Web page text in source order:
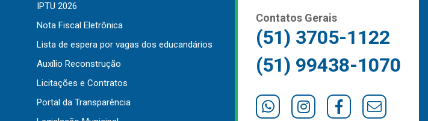
IPTU 2026
Nota Fiscal Eletrônica
Lista de espera por vagas dos educandários
Auxílio Reconstrução
Licitações e Contratos
Portal da Transparência
Contatos Gerais
(51) 3705-1122
(51) 99438-1070